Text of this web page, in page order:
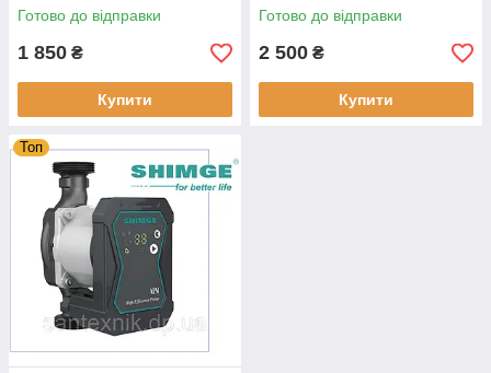
Готово до відправки
1 850 ₴
Купити
Готово до відправки
2 500 ₴
Купити
Топ